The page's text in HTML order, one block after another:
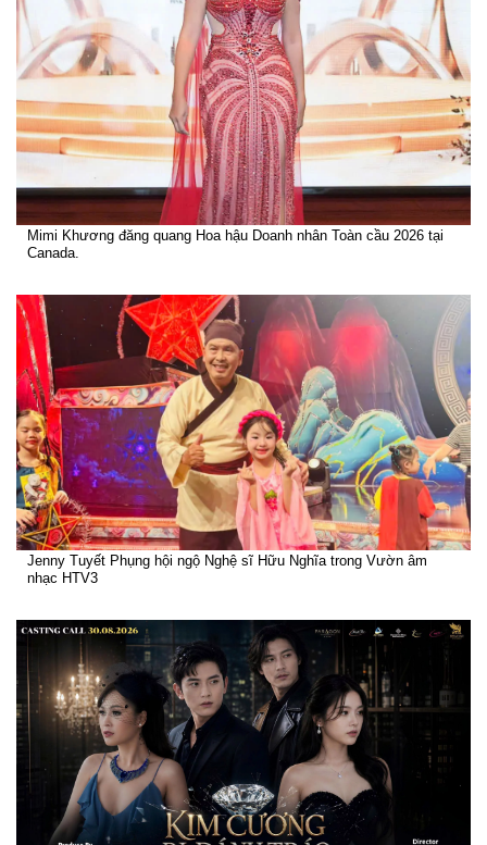
Mimi Khương đăng quang Hoa hậu Doanh nhân Toàn cầu 2026 tại
Canada.
Jenny Tuyết Phụng hội ngộ Nghệ sĩ Hữu Nghĩa trong Vườn âm
nhạc HTV3